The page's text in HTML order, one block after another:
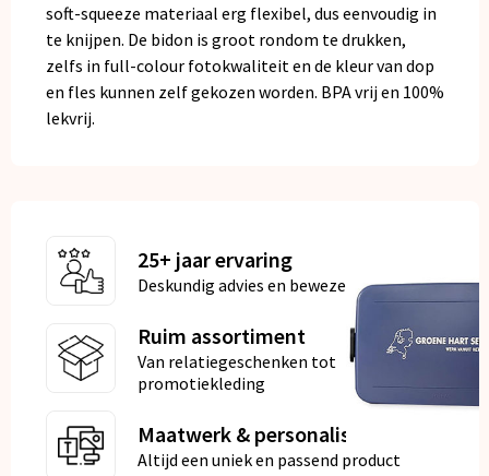
soft-squeeze materiaal erg flexibel, dus eenvoudig in
te knijpen. De bidon is groot rondom te drukken,
zelfs in full-colour fotokwaliteit en de kleur van dop
en fles kunnen zelf gekozen worden. BPA vrij en 100%
lekvrij.
25+ jaar ervaring
Deskundig advies en bewezen kwaliteit
Ruim assortiment
Van relatiegeschenken tot
promotiekleding
Maatwerk & personalisatie
Altijd een uniek en passend product